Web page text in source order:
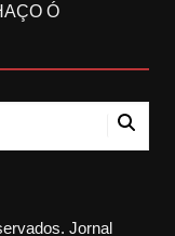
Ó
Jornal